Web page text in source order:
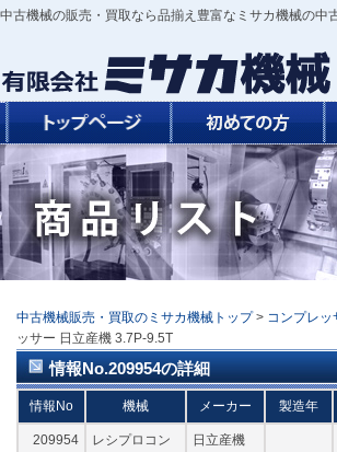
中古機械の販売・買取なら品揃え豊富なミサカ機械の
中古機械販売・買取のミサカ機械トップ > コンプレッ
ッサー 日立産機 3.7P-9.5T
情報No.209954の詳細
情報No 機械 メーカー 製造年
209954
レシプロコン
日立産機